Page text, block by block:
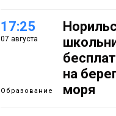
17:25
07 августа
Образование
на
моря